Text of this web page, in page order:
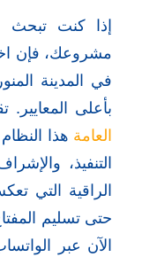
إذا كنت تبحث
مشروعك، فإن
في المدينة
بأعلى المعايير.
العامة هذا
التنفيذ،
الراقية التي
حتى تسليم
الآن عبر